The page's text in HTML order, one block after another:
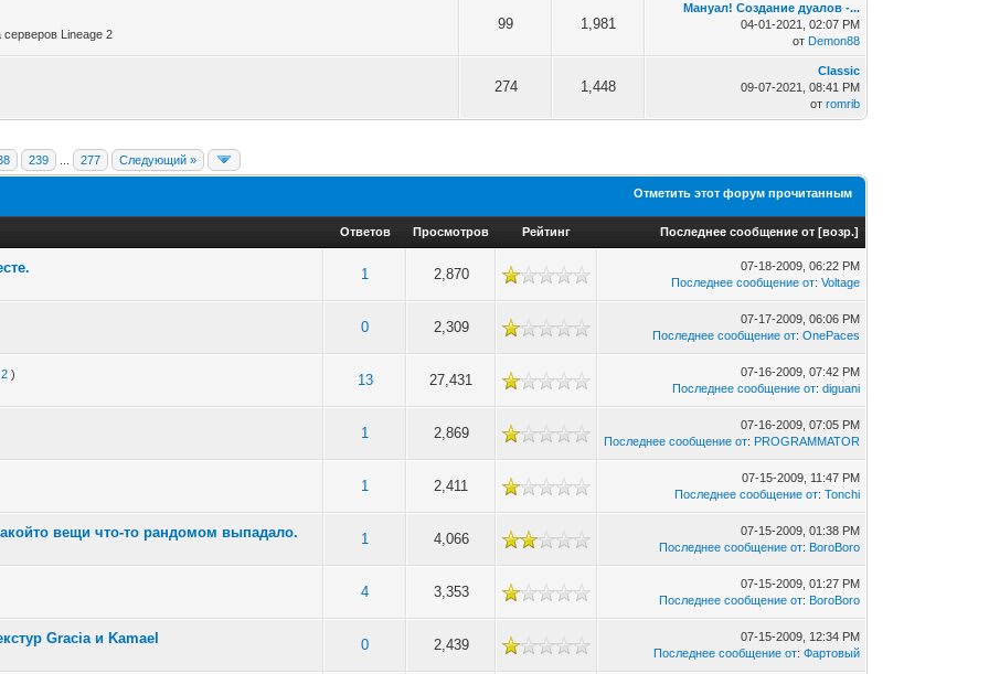
серверов Lineage 2
99 1,981
Мануал! Создание дуалов -...
04-01-2021, 02:07 PM
от Demon88
274 1,448
Classic
09-07-2021, 08:41 PM
отromrib
239 277 Следующий »
Отметить этот форум прочитанным
Ответов Просмотров Рейтинг Последнее сообщение от [возр.]
1 2,870
07-18-2009, 06:22 PM
Последнее сообщение от:Voltage
0 2,309
07-17-2009, 06:06 PM
Последнее сообщение от:OnePaces
2 )
13 27,431
07-16-2009, 07:42 PM
Последнее сообщение от:diguani
1 2,869
07-16-2009, 07:05 PM
Последнее сообщение от: PROGRAMMATOR
1 2,411
07-15-2009, 11:47 PM
Последнее сообщение от:Tonchi
вещи что-то рандомом выпадало. 1 4,066
среднем
07-15-2009, 01:38 PM
Последнее сообщение от: BoroBoro
4 3,353
07-15-2009, 01:27 PM
Последнее сообщение от: BoroBoro
Gracia и Kamael 0 2,439
среднем
07-15-2009, 12:34 PM
Последнее сообщение от:Фартовый